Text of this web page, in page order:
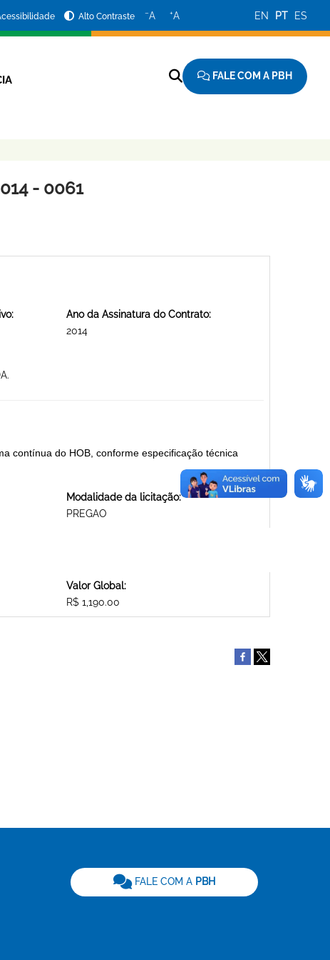
Alto Contraste −A +A EN PT ES
FALE COM A PBH
- 0061
Ano da Assinatura do Contrato:
2014
contínua do HOB, conforme especificação técnica
Modalidade da licitação:
PREGAO
Valor Global:
R$ 1,190.00
FALE COM A PBH